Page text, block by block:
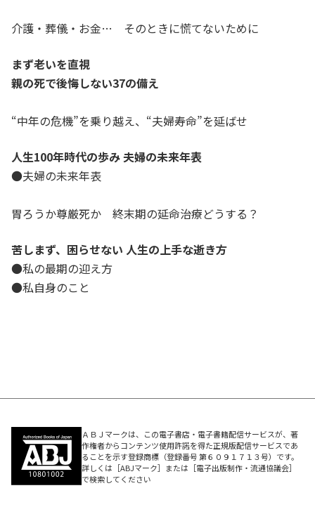
介護・葬儀・お金… そのときに慌てないために
まず老いを直視
親の死で後悔しない37の備え
“中年の危機”を乗り越え、“夫婦寿命”を延ばせ
人生100年時代の歩み 夫婦の未来年表
●夫婦の未来年表
胃ろうか尊厳死か 終末期の延命治療どうする？
苦しまず、困らせない 人生の上手な逝き方
●私の最期の迎え方
●私自身のこと
ＡＢＪマークは、この電子書店・電子書籍配信サービスが、著
作権者からコンテンツ使用許諾を得た正規版配信サービスであ
ることを示す登録商標（登録番号 第６０９１７１３号）です。
詳しくは［ABJマーク］または［電子出版制作・流通協議会］
で検索してください